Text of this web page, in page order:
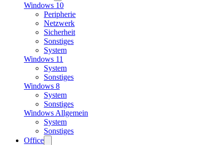
Windows 10
Peripherie
Netzwerk
Sicherheit
Sonstiges
System
Windows 11
System
Sonstiges
Windows 8
System
Sonstiges
Windows Allgemein
System
Sonstiges
Office